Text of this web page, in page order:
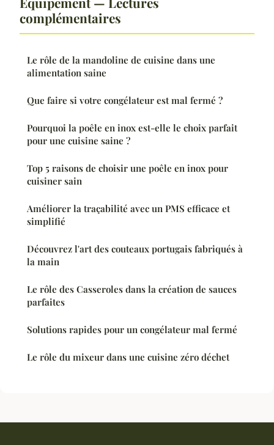
complémentaires
Le rôle de la mandoline de cuisine dans une
alimentation saine
Que faire si votre congélateur est mal fermé ?
Pourquoi la poêle en inox est-elle le choix parfait
pour une cuisine saine ?
Top 5 raisons de choisir une poêle en inox pour
cuisiner sain
Améliorer la traçabilité avec un PMS efficace et
simplifié
Découvrez l'art des couteaux portugais fabriqués à
la main
Le rôle des Casseroles dans la création de sauces
parfaites
Solutions rapides pour un congélateur mal fermé
Le rôle du mixeur dans une cuisine zéro déchet